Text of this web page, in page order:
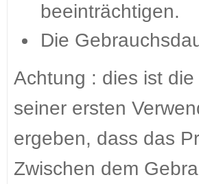
beeinträchtigen.
Die
Achtung : dies ist
seiner ersten
ergeben, dass das
Zwischen dem